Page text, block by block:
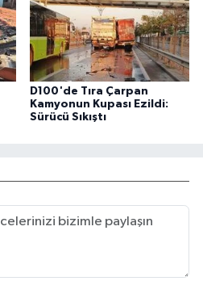
D100'de Tıra Çarpan
Kamyonun Kupası Ezildi:
Sürücü Sıkıştı